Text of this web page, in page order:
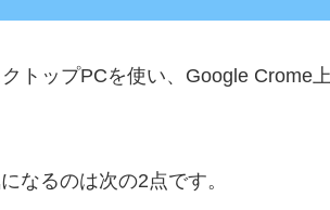
トップPCを使い、Google Crome
なるのは次の2点です。